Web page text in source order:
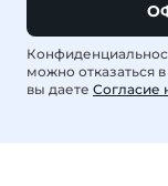
можно отказаться
вы даете Согласие